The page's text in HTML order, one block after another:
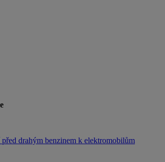
drahým benzinem k elektromobilům